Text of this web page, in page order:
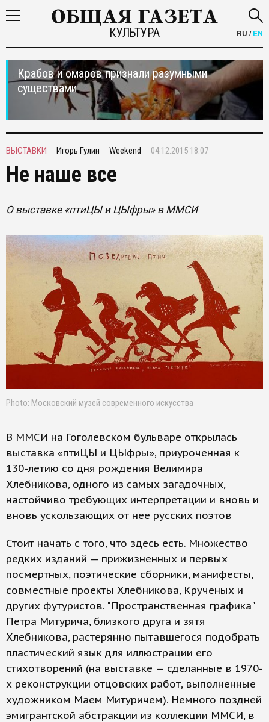
КУЛЬТУРА RU /EN
Крабов и омаров признали разумными
существами
ВЫСТАВКИ Игорь Гулин Weekend 04.12.2015 18:07
Не наше все
О выставке «птиЦЫ и ЦЫфры» в ММСИ
Photo: Московский музей современного искусства
В ММСИ на Гоголевском бульваре открылась
выставка «птиЦЫ и ЦЫфры», приуроченная к
130-летию со дня рождения Велимира
Хлебникова, одного из самых загадочных,
настойчиво требующих интерпретации и вновь и
вновь ускользающих от нее русских поэтов
Стоит начать с того, что здесь есть. Множество
редких изданий — прижизненных и первых
посмертных, поэтические сборники, манифесты,
совместные проекты Хлебникова, Крученых и
других футуристов. "Пространственная графика"
Петра Митурича, близкого друга и зятя
Хлебникова, растерянно пытавшегося подобрать
пластический язык для иллюстрации его
стихотворений (на выставке — сделанные в 1970-
х реконструкции отцовских работ, выполненные
художником Маем Митуричем). Немного поздней
эмигрантской абстракции из коллекции ММСИ, в